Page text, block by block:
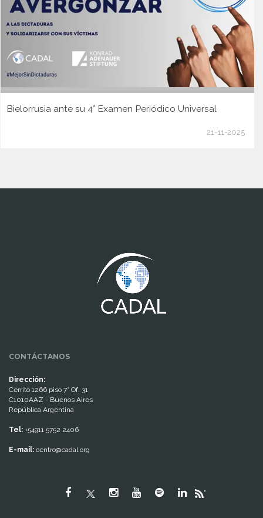
Bielorrusia ante su 4° Examen Periódico Universal
21-11-2025
CONTÁCTANOS
Dirección:
Cerrito 1266 piso 7° Of. 31
C1010AAZ - Buenos Aires
República Argentina
Tel: +54911 5752 2406
E-mail: centro@cadal.org
"